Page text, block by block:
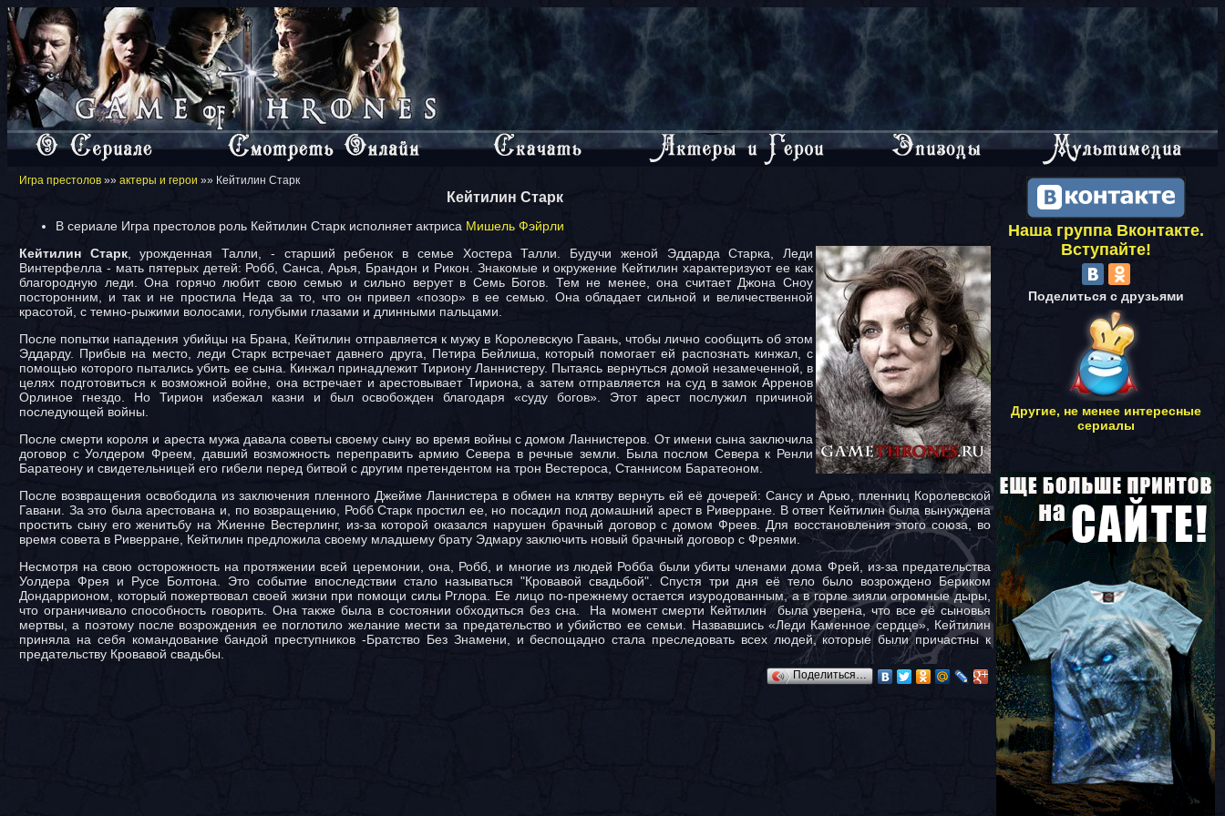
Игра престолов »» актеры и герои »» Кейтилин Старк
Кейтилин Старк
В сериале Игра престолов роль Кейтилин Старк исполняет актриса Мишель Фэйрли
Кейтилин Старк, урожденная Талли, - старший ребенок в семье Хостера Талли. Будучи женой Эддарда Старка, Леди
Винтерфелла - мать пятерых детей: Робб, Санса, Арья, Брандон и Рикон. Знакомые и окружение Кейтилин характеризуют ее как
благородную леди. Она горячо любит свою семью и сильно верует в Семь Богов. Тем не менее, она считает Джона Сноу
посторонним, и так и не простила Неда за то, что он привел «позор» в ее семью. Она обладает сильной и величественной
красотой, с темно-рыжими волосами, голубыми глазами и длинными пальцами.
После попытки нападения убийцы на Брана, Кейтилин отправляется к мужу в Королевскую Гавань, чтобы лично сообщить об этом
Эддарду. Прибыв на место, леди Старк встречает давнего друга, Петира Бейлиша, который помогает ей распознать кинжал, с
помощью которого пытались убить ее сына. Кинжал принадлежит Тириону Ланнистеру. Пытаясь вернуться домой незамеченной, в
целях подготовиться к возможной войне, она встречает и арестовывает Тириона, а затем отправляется на суд в замок Арренов
Орлиное гнездо. Но Тирион избежал казни и был освобожден благодаря «суду богов». Этот арест послужил причиной
последующей войны.
После смерти короля и ареста мужа давала советы своему сыну во время войны с домом Ланнистеров. От имени сына заключила
договор с Уолдером Фреем, давший возможность переправить армию Севера в речные земли. Была послом Севера к Ренли
Баратеону и свидетельницей его гибели перед битвой с другим претендентом на трон Вестероса, Станнисом Баратеоном.
После возвращения освободила из заключения пленного Джейме Ланнистера в обмен на клятву вернуть ей её дочерей: Сансу и Арью, пленниц Королевской
Гавани. За это была арестована и, по возвращению, Робб Старк простил ее, но посадил под домашний арест в Риверране. В ответ Кейтилин была вынуждена
простить сыну его женитьбу на Жиенне Вестерлинг, из-за которой оказался нарушен брачный договор с домом Фреев. Для восстановления этого союза, во
время совета в Риверране, Кейтилин предложила своему младшему брату Эдмару заключить новый брачный договор с Фреями.
Несмотря на свою осторожность на протяжении всей церемонии, она, Робб, и многие из людей Робба были убиты членами дома Фрей, из-за предательства
Уолдера Фрея и Русе Болтона. Это событие впоследствии стало называться "Кровавой свадьбой". Спустя три дня её тело было возрождено Бериком
Дондаррионом, который пожертвовал своей жизни при помощи силы Рглора. Ее лицо по-прежнему остается изуродованным, а в горле зияли огромные дыры,
что ограничивало способность говорить. Она также была в состоянии обходиться без сна. На момент смерти Кейтилин была уверена, что все её сыновья
мертвы, а поэтому после возрождения ее поглотило желание мести за предательство и убийство ее семьи. Назвавшись «Леди Каменное сердце», Кейтилин
приняла на себя командование бандой преступников -Братство Без Знамени, и беспощадно стала преследовать всех людей, которые были причастны к
предательству Кровавой свадьбы.
Поделиться…
Наша группа Вконтакте.
Вступайте!
Поделиться с друзьями
Другие, не менее интересные
сериалы